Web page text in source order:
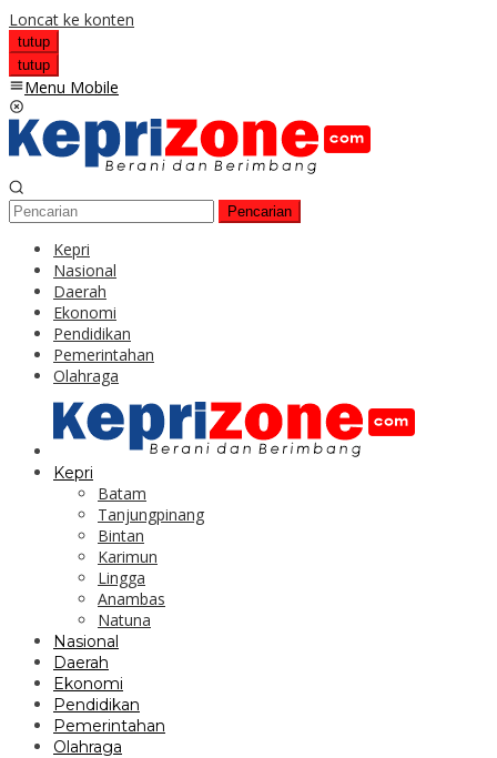
Loncat ke konten
tutup
tutup
Menu Mobile
Pencarian
Kepri
Nasional
Daerah
Ekonomi
Pendidikan
Pemerintahan
Olahraga
Kepri
Batam
Tanjungpinang
Bintan
Karimun
Lingga
Anambas
Natuna
Nasional
Daerah
Ekonomi
Pendidikan
Pemerintahan
Olahraga